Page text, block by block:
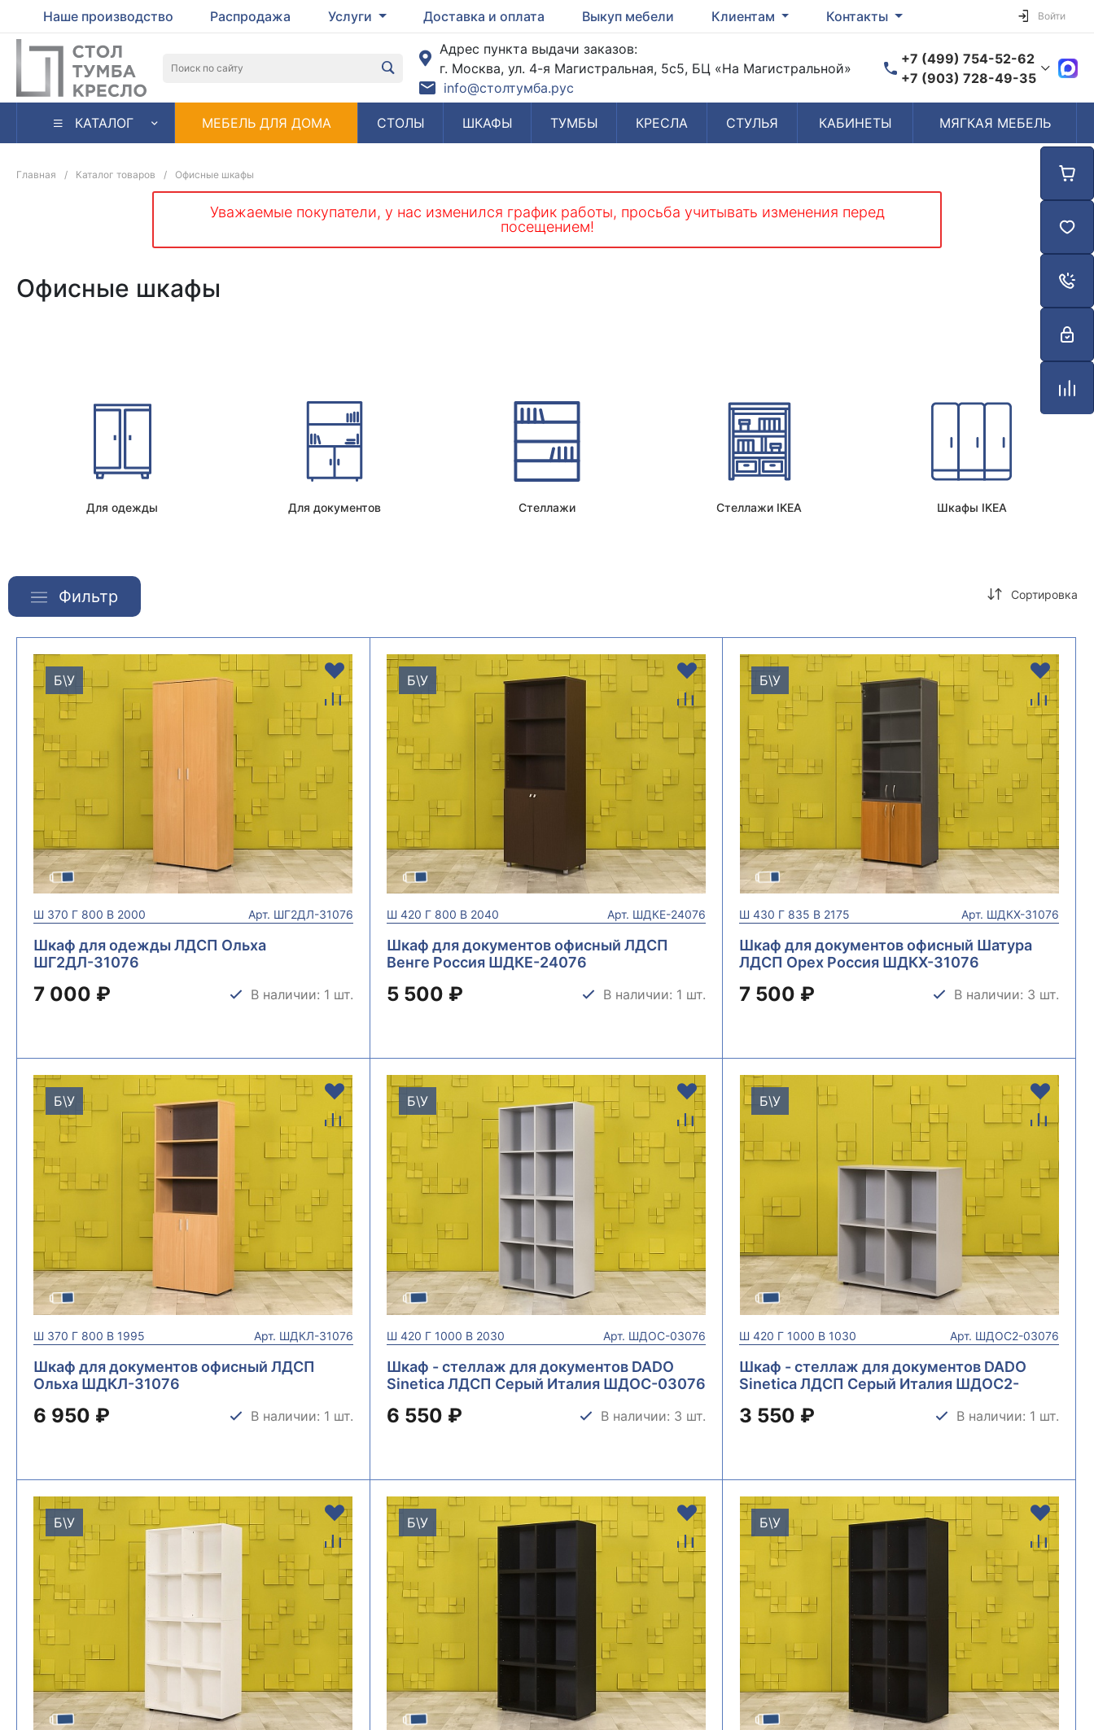
Наше производство Распродажа Услуги Доставка и оплата Выкуп мебели Клиентам Контакты Войти
Адрес пункта выдачи заказов:
г. Москва, ул. 4-я Магистральная, 5с5, БЦ «На Магистральной»
info@столтумба.рус
+7 (499) 754-52-62
+7 (903) 728-49-35
Время работы
Пн-Пт: 10:00-19:00
КАТАЛОГ МЕБЕЛЬ ДЛЯ ДОМА СТОЛЫ ШКАФЫ ТУМБЫ КРЕСЛА СТУЛЬЯ КАБИНЕТЫ МЯГКАЯ МЕБЕЛЬ
Главная / Каталог товаров / Офисные шкафы
Уважаемые покупатели, у нас изменился график работы, просьба учитывать изменения перед
посещением!
Офисные шкафы
Для одежды Для документов Стеллажи Стеллажи IKEA Шкафы IKEA
Фильтр Сортировка
Б\У
Ш 370 Г 800 В 2000 Арт. ШГ2ДЛ-31076
Шкаф для одежды ЛДСП Ольха
ШГ2ДЛ-31076
7 000 ₽ В наличии: 1 шт.
Б\У
Ш 420 Г800 В2040 Арт. ШДКЕ-24076
Шкаф для документов офисный ЛДСП
Венге Россия ШДКЕ-24076
5 500 ₽ В наличии: 1 шт.
Б\У
Ш 430 Г 835 В 2175 Арт. ШДКХ-31076
Шкаф для документов офисный Шатура
ЛДСП Орех Россия ШДКХ-31076
7 500 ₽ В наличии: 3 шт.
Б\У
Ш 370 Г 800 В 1995 Арт. ШДКЛ-31076
Шкаф для документов офисный ЛДСП
Ольха ШДКЛ-31076
6 950 ₽ В наличии: 1 шт.
Б\У
Ш 420 Г1000 В2030 Арт. ШДОС-03076
Шкаф - стеллаж для документов DADO
Sinetica ЛДСП Серый Италия ШДОС-03076
6 550 ₽ В наличии: 3 шт.
Б\У
Ш 420 Г 1000 В 1030 Арт. ШДОС2-03076
Шкаф - стеллаж для документов DADO
Sinetica ЛДСП Серый Италия ШДОС2-
3 550 ₽ В наличии: 1 шт.
Б\У Б\У Б\У